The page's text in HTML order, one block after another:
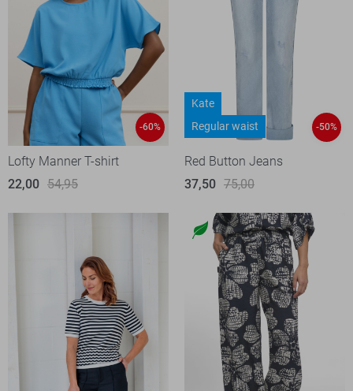
-60%
Lofty Manner T-shirt
22,00 54,95
Kate
Regular waist
-50%
Red Button Jeans
37,50 75,00